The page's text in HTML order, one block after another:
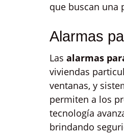
que buscan una
Alarmas
Las alarmas
viviendas
ventanas, y
permiten a los
tecnología
brindando